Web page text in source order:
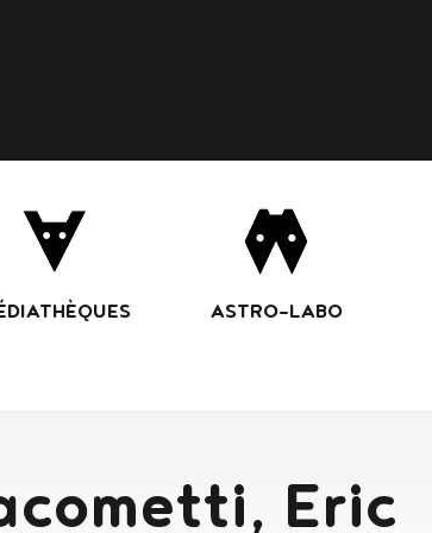
ASTRO-LABO
catalogue
Eric